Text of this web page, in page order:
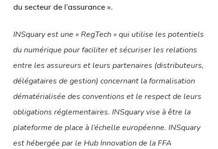
du secteur de l’assurance ».
INSquary est une « RegTech » qui utilise les potentiels
du numérique pour faciliter et sécuriser les relations
entre les assureurs et leurs partenaires (distributeurs,
délégataires de gestion) concernant la formalisation
dématérialisée des conventions et le respect de leurs
obligations réglementaires. INSquary vise à être la
plateforme de place à l’échelle européenne. INSquary
est hébergée par le Hub Innovation de la FFA